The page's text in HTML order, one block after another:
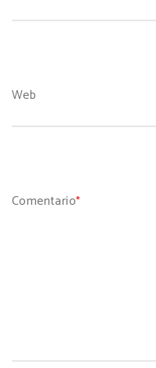
Web
Comentario*